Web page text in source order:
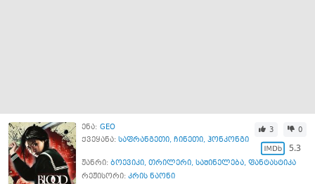
ენა: GEO
ქვეყანა: საფრანგეთი, ჩინეთი, ჰონკონგი
3 0
5.3
ჟანრი: ბოევიკი, თრილერი, საშინელება, ფანტასტიკა
რეჟისორი: კრის ნაონი